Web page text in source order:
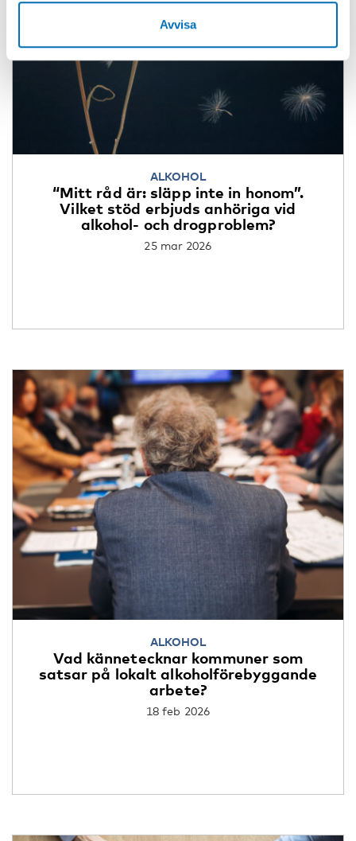
Avvisa
ALKOHOL
“Mitt råd är: släpp inte in honom”.
Vilket stöd erbjuds anhöriga vid
alkohol- och drogproblem?
25 mar 2026
ALKOHOL
Vad kännetecknar kommuner som
satsar på lokalt alkoholförebyggande
arbete?
18 feb 2026